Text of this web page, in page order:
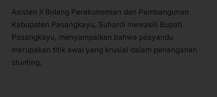
Asisten II Bidang Perekonomian dan Pembangunan
Kabupaten Pasangkayu, Suhardi mewakili Bupati
Pasangkayu, menyampaikan bahwa posyandu
merupakan titik awal yang krusial dalam penanganan
stunting.